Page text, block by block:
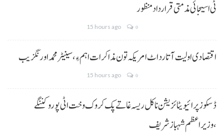
ٹی اسیجائی مذمتی قرارداد منظور
15 hours ago 0
اقتصادی اولیت آتا رد اٹ امریکہ تون مذاکرات اہم ءِ،سینیٹر محمد اورنگزیب
15 hours ago 0
ڈسکوز پرائیویٹائزیشن نا کل ریسہ غاتے پک کروک وخت اٹی پورو کننگے
،وزیراعظم شہباز شریف